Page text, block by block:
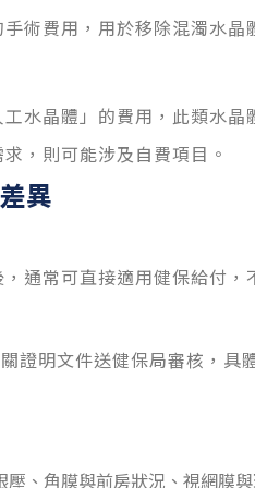
術費用，用於移除混濁水
水晶體」的費用，此類水
，則可能涉及自費項目。
異
通常可直接適用健保給付，
證明文件送健保局審核，具
、角膜與前房狀況、視網膜